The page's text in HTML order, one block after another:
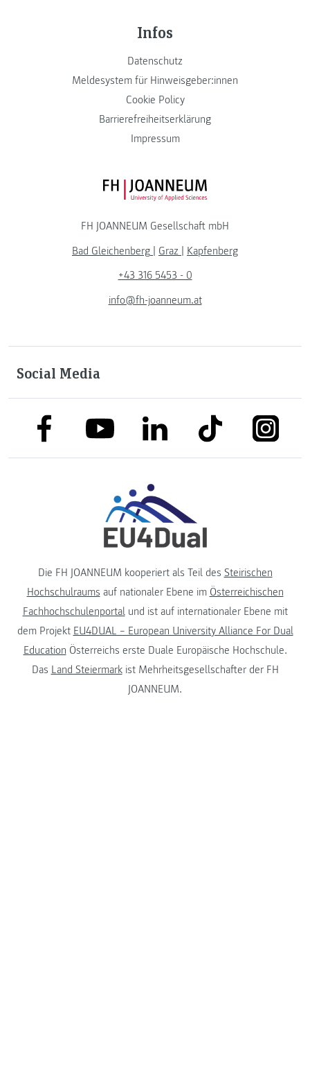
Infos
Datenschutz
Meldesystem für Hinweisgeber:innen
Cookie Policy
Barrierefreiheitserklärung
Impressum
FH JOANNEUM Logo
FH JOANNEUM Gesellschaft mbH
Bad Gleichenberg | Graz | Kapfenberg
+43 316 5453 - 0
info@fh-joanneum.at
Social Media
link to facebooklink to youtubelink to linkedinlink to tiktok link to
Die FH JOANNEUM kooperiert als Teil des Steirischen
Hochschulraums auf nationaler Ebene im Österreichischen
Fachhochschulenportalund ist auf internationaler Ebene mit
dem Projekt EU4DUAL – European University Alliance For Dual
Education Österreichs erste Duale Europäische Hochschule.
Das Land Steiermarkist Mehrheitsgesellschafter der FH
JOANNEUM.